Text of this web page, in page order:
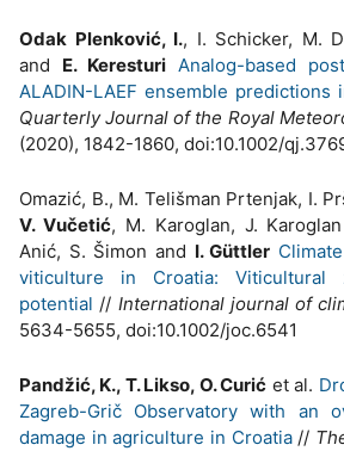
Odak Plenković, I., I. Schicker, M.
and E. Keresturi Analog-based
ALADIN-LAEF ensemble predictions
Quarterly Journal of the Royal
(2020), 1842-1860, doi:10.1002/
Omazić, B., M. Telišman Prtenjak, I.
V. Vučetić, M. Karoglan, J.
Anić, S. Šimon and I. Güttler
viticulture in Croatia: Viticultural
potential // International journal of
5634-5655, doi:10.1002/joc.6541
Pandžić, K., T. Likso, O. Curić et al.
Zagreb-Grič Observatory with an
damage in agriculture in Croatia//